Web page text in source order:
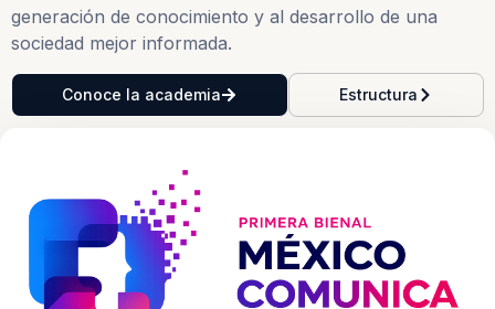
generación de conocimiento y al desarrollo de una
sociedad mejor informada.
Conoce la academia Estructura